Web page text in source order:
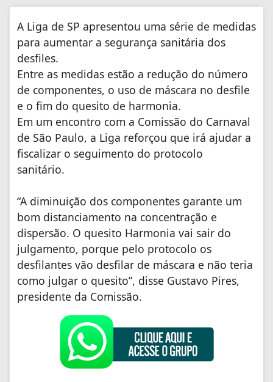
A Liga de SP apresentou uma série de medidas
para aumentar a segurança sanitária dos
desfiles.
Entre as medidas estão a redução do número
de componentes, o uso de máscara no desfile
e o fim do quesito de harmonia.
Em um encontro com a Comissão do Carnaval
de São Paulo, a Liga reforçou que irá ajudar a
fiscalizar o seguimento do protocolo
sanitário.
“A diminuição dos componentes garante um
bom distanciamento na concentração e
dispersão. O quesito Harmonia vai sair do
julgamento, porque pelo protocolo os
desfilantes vão desfilar de máscara e não teria
como julgar o quesito”, disse Gustavo Pires,
presidente da Comissão.